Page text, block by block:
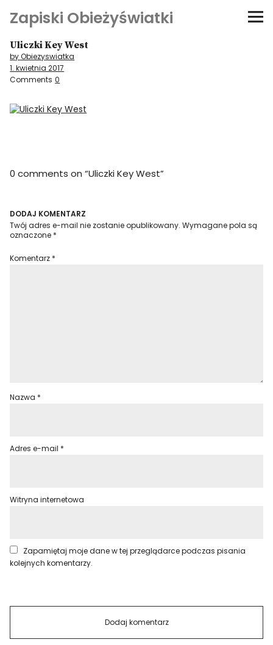
Zapiski Obieżyświatki
Podróże
Kultura i sztuka
Kątem oka
Niezwyczajne ściany
Dom na kółkach
Uliczki Key West
by Obiezyswiatka
1. kwietnia 2017
Comments 0
0 comments on “Uliczki Key West”
DODAJ KOMENTARZ
Twój adres e-mail nie zostanie opublikowany. Wymagane pola są
oznaczone *
Komentarz *
Nazwa *
Adres e-mail *
Witryna internetowa
Zapamiętaj moje dane w tej przeglądarce podczas pisania
kolejnych komentarzy.